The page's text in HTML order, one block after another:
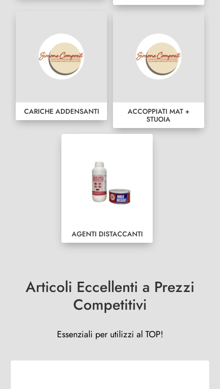
CARICHE ADDENSANTI
ACCOPPIATI MAT +
STUOIA
AGENTI DISTACCANTI
Articoli Eccellenti a Prezzi
Competitivi
Essenziali per utilizzi al TOP!